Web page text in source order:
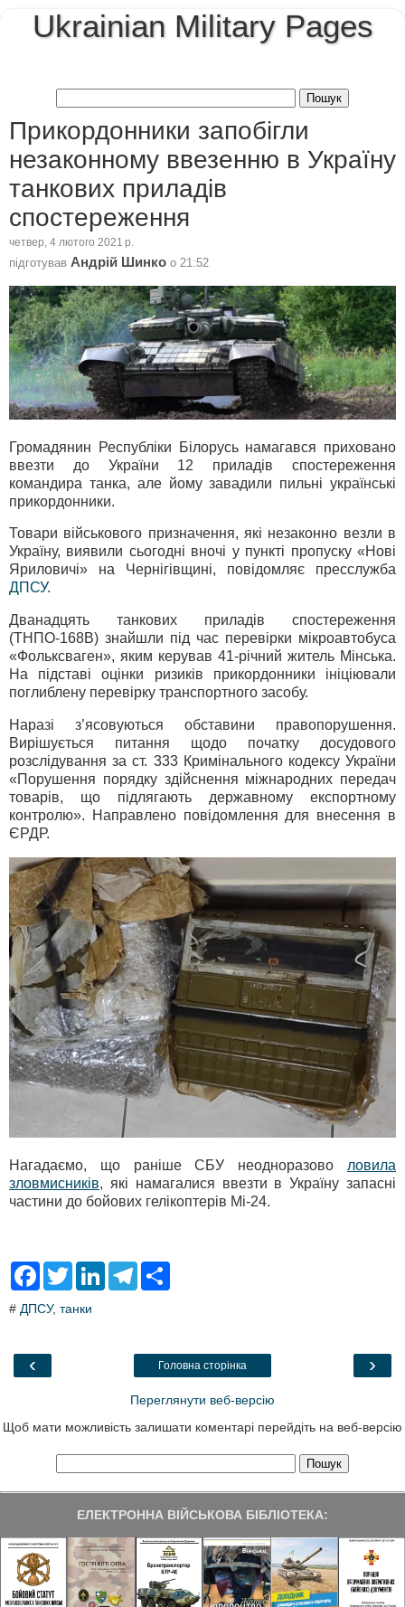
Ukrainian Military Pages
Прикордонники запобігли
незаконному ввезенню в Україну
танкових приладів
спостереження
четвер, 4 лютого 2021 р.
підготував Андрій Шинко о 21:52
Громадянин Республіки Білорусь намагався приховано
ввезти до України 12 приладів спостереження
командира танка, але йому завадили пильні українські
прикордонники.
Товари військового призначення, які незаконно везли в
Україну, виявили сьогодні вночі у пункті пропуску «Нові
Яриловичі» на Чернігівщині, повідомляє пресслужба
ДПСУ.
Дванадцять танкових приладів спостереження
(ТНПО‑168В) знайшли під час перевірки мікроавтобуса
«Фольксваген», яким керував 41-річний житель Мінська.
На підставі оцінки ризиків прикордонники ініціювали
поглиблену перевірку транспортного засобу.
Наразі з’ясовуються обставини правопорушення.
Вирішується питання щодо початку досудового
розслідування за ст. 333 Кримінального кодексу України
«Порушення порядку здійснення міжнародних передач
товарів, що підлягають державному експортному
контролю». Направлено повідомлення для внесення в
ЄРДР.
Нагадаємо, що раніше СБУ неодноразово ловила
зловмисників, які намагалися ввезти в Україну запасні
частини до бойових гелікоптерів Мі-24.
F
e
o
T
t
L
T
a
# ДПСУ, танки
‹ ›
Головна сторінка
Переглянути веб-версію
Щоб мати можливість залишати коментарі перейдіть на веб-версію
ЕЛЕКТРОННА ВІЙСЬКОВА БІБЛІОТЕКА: